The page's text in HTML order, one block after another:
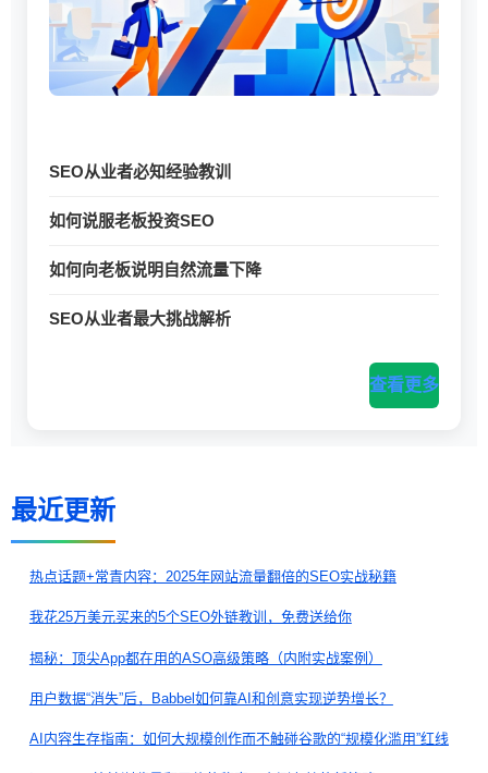
SEO从业者必知经验教训
如何说服老板投资SEO
如何向老板说明自然流量下降
SEO从业者最大挑战解析
查看更多
最近更新
热点话题+常青内容：2025年网站流量翻倍的SEO实战秘籍
我花25万美元买来的5个SEO外链教训，免费送给你
揭秘：顶尖App都在用的ASO高级策略（内附实战案例）
用户数据“消失”后，Babbel如何靠AI和创意实现逆势增长？
AI内容生存指南：如何大规模创作而不触碰谷歌的“规模化滥用”红线